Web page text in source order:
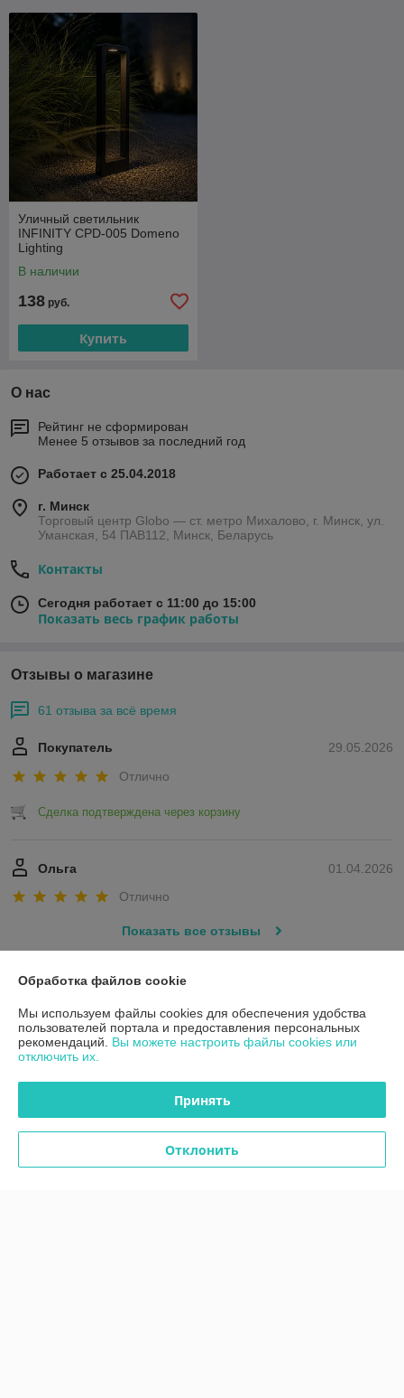
Уличный светильник
INFINITY CPD-005 Domeno
Lighting
В наличии
138 руб.
Купить
О нас
Рейтинг не сформирован
Менее 5 отзывов за последний год
Работает с 25.04.2018
г. Минск
Торговый центр Globo — ст. метро Михалово, г. Минск, ул.
Уманская, 54 ПАВ112, Минск, Беларусь
Контакты
Сегодня работает с 11:00 до 15:00
Показать весь график работы
Отзывы о магазине
61 отзыва за всё время
29.05.2026
Покупатель
Отлично
Сделка подтверждена через корзину
01.04.2026
Ольга
Отлично
Показать все отзывы
О нас
Контакты
График работы
Обработка файлов cookie
Мы используем файлы cookies для обеспечения удобства
пользователей портала и предоставления персональных
рекомендаций. Вы можете настроить файлы cookies или
отключить их.
Принять
Отклонить